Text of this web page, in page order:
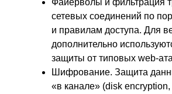
Файерволы и фильтрация
сетевых соединений по
и правилам доступа. Для
дополнительно
защиты от типовых web-
Шифрование. Защита
«в канале» (disk